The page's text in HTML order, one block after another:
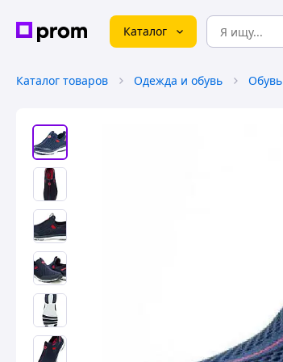
Каталог
Каталог товаров Одежда и обувь Обувь